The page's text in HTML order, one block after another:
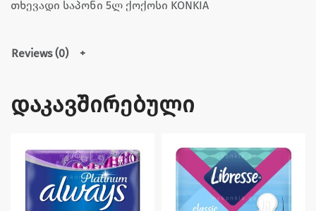
თხევადი საპონი 5ლ ქოქოსი KONKIA
Reviews (0)
დაკავშირებული